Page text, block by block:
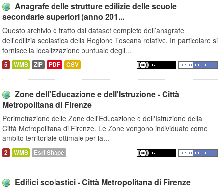
Anagrafe delle strutture edilizie delle scuole
secondarie superiori (anno 201...
Questo archivio è tratto dal dataset completo dell’anagrafe
dell'edilizia scolastica della Regione Toscana relativo. In particolare si
fornisce la localizzazione puntuale degli...
5 WMS ZIP PDF CSV
Zone dell'Educazione e dell'Istruzione - Città
Metropolitana di Firenze
Perimetrazione delle Zone dell'Educazione e dell'Istruzione della
Città Metropolitana di Firenze. Le Zone vengono individuate come
ambito territoriale ottimale per la...
2 WMS Esri Shape
Edifici scolastici - Città Metropolitana di Firenze